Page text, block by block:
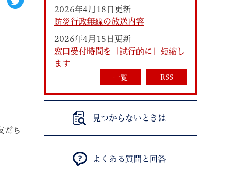
観光
だち
2026年4月18日更新
防災行政無線の放送内容
2026年4月15日更新
窓口受付時間を「試行的に」短縮し
ます
一覧 RSS
見つからないときは
よくある質問と回答